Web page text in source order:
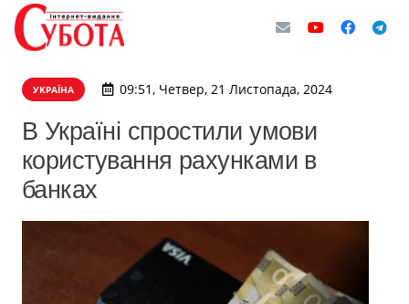
УКРАЇНА 09:51, Четвер, 21 Листопада, 2024
В Україні спростили умови
користування рахунками в
банках